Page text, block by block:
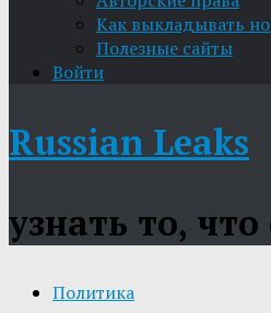
Как выкладывать
Полезные сайты
Войти
Russian Leaks
узнать то,
Политика